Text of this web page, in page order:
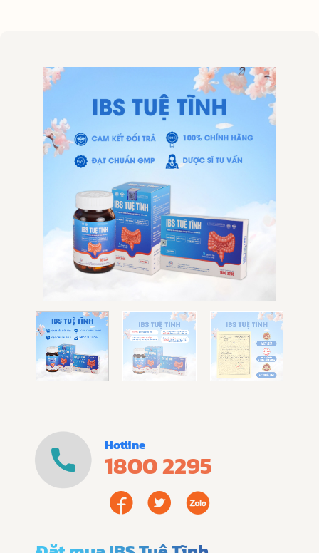
Hotline
1800 2295